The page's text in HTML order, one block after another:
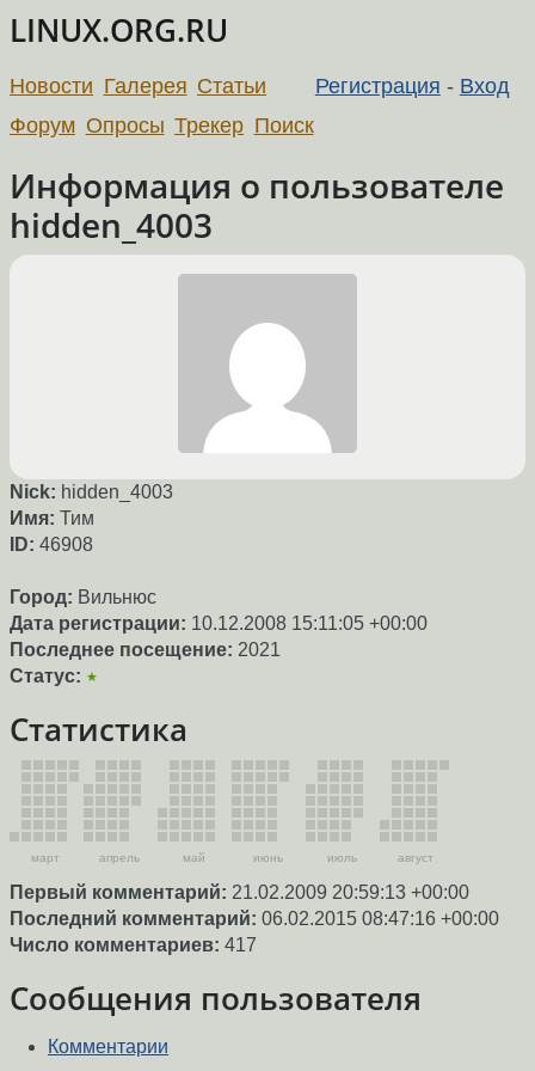
LINUX.ORG.RU
Регистрация - Вход
Новости Галерея Статьи
Форум Опросы Трекер Поиск
Информация о пользователе
hidden_4003
Nick: hidden_4003
Имя: Тим
ID: 46908
Город: Вильнюс
Дата регистрации: 10.12.2008 15:11:05 +00:00
Последнее посещение: 2021
Статус: ★
Статистика
март апрель май июнь июль август
Первый комментарий: 21.02.2009 20:59:13 +00:00
Последний комментарий: 06.02.2015 08:47:16 +00:00
Число комментариев: 417
Сообщения пользователя
Комментарии